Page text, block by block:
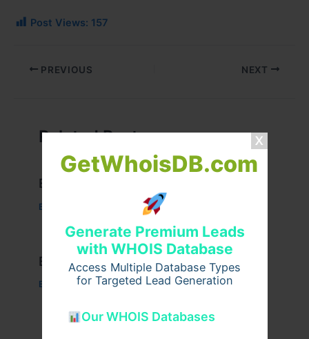
GetWhoisDB.com
Generate Premium Leads
with WHOIS Database
Access Multiple Database Types
for Targeted Lead Generation
Our WHOIS Databases
Post Views: 157
PREVIOUS NEXT
Related Posts
Example Post for WordPress
Business
Example Post for WordPress
Business/ By admin00